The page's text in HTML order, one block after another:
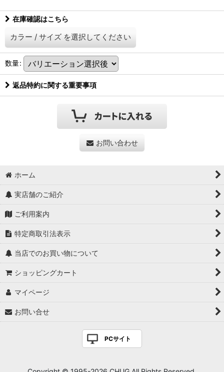
在庫確認はこちら
カラー / サイズ を選択してください
数量:
返品特約に関する重要事項
お問い合わせ
ホーム
実店舗のご紹介
ご利用案内
特定商取引法表示
当店でのお買い物について
ショッピングカート
マイページ
お問い合せ
PCサイト